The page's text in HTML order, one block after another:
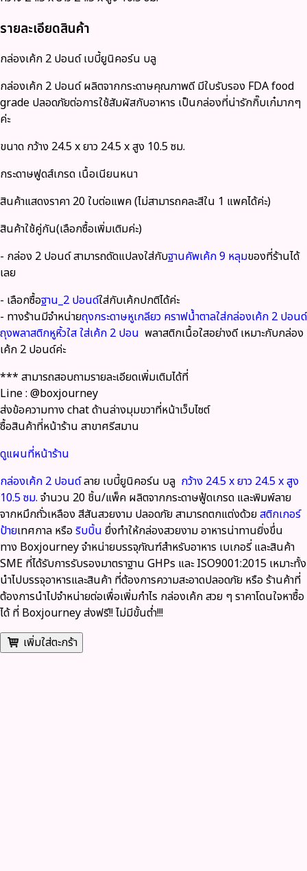
รายละเอียดสินค้า
กล่องเค้ก 2 ปอนด์ เบบี้ยูนิคอร์น บลู
กล่องเค้ก 2 ปอนด์ ผลิตจากกระดาษคุณภาพดี มีใบรับรอง FDA food
grade ปลอดภัยต่อการใช้สัมผัสกับอาหาร เป็นกล่องที่น่ารักกิ๊บเก๋มากๆ
ค่ะ
ขนาด กว้าง 24.5 x ยาว 24.5 x สูง 10.5 ซม.
กระดาษฟูดส์เกรด เนื้อเนียนหนา
สินค้าแสดงราคา 20 ใบต่อแพค (ไม่สามารถคละสีใน 1 แพคได้ค่ะ)
สินค้าใช้คู่กัน(เลือกซื้อเพิ่มเติมค่ะ)
- กล่อง 2 ปอนด์ สามารถดัดแปลงใส่กับฐานคัพเค้ก 9 หลุมของที่ร้านได้
เลย
- เลือกซื้อฐาน_2 ปอนด์ใส่กับเค้กปกติได้ค่ะ
- ทางร้านมีจำหน่ายถุงกระดาษหูเกลียว คราฟน้ำตาลใส่กล่องเค้ก 2 ปอนด์
ถุงพลาสติกหูหิ้วใส ใส่เค้ก 2 ปอน พลาสติกเนื้อใสอย่างดี เหมาะกับกล่อง
เค้ก 2 ปอนด์ค่ะ
*** สามารถสอบถามรายละเอียดเพิ่มเติมได้ที่
Line : @boxjourney
ส่งข้อความทาง chat ด้านล่างมุมขวาที่หน้าเว็บไซต์
ซื้อสินค้าที่หน้าร้าน สาขาศรีสมาน
ดูแผนที่หน้าร้าน
กล่องเค้ก 2 ปอนด์ลาย เบบี้ยูนิคอร์น บลู กว้าง 24.5 x ยาว 24.5 x สูง
10.5 ซม. จำนวน 20 ชิ้น/แพ็ค ผลิตจากกระดาษฟู้ดเกรด และพิมพ์ลาย
จากหมึกถั่วเหลืองสีสันสวยงาม ปลอดภัย สามารถตกแต่งด้วยสติกเกอร์
ป้ายเทศกาล หรือ ริบบิ้น ยื่งทำให้กล่องสวยงาม อาหารน่าทานยิ่งขึ่น
ทาง Boxjourneyจำหน่ายบรรจุภัณฑ์สำหรับอาหาร เบเกอรี่ และสินค้า
SME ที่ได้รับการรับรองมาตราฐาน GHPs และ ISO9001:2015 เหมาะทั้ง
นำไปบรรจุอาหารและสินค้า ที่ต้องการความสะอาดปลอดภัย หรือ ร้านค้าที่
ต้องการนำไปจำหน่ายต่อเพื่อเพิ่มกำไร กล่องเค้ก สวย ๆ ราคาโดนใจหาซื้อ
ได้ ที่ Boxjourneyส่งฟรี!! ไม่มีขั้นต่ำ!!!
เพิ่มใส่ตะกร้า